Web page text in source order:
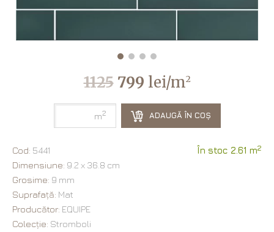
1125 799 lei/m2
m2 ADAUGĂ ÎN COȘ
Cod: 5441 În stoc 2.61 m2
Dimensiune: 9.2 х 36.8 cm
Grosime: 9 mm
Suprafață: Mat
Producător: EQUIPE
Colecție: Stromboli